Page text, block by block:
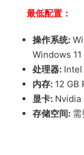
最低配置：
操作系统:
Windows 11
处理器:
内存: 12 GB
显卡: Nvidia
存储空间: